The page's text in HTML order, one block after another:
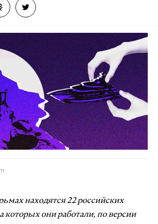
находятся 22 российских
которых они работали, по версии